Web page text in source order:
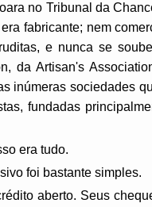
no Tribunal da
fabricante; nem
e nunca se
da Artisan's
inúmeras sociedades
fundadas
era tudo.
foi bastante simples.
aberto. Seus